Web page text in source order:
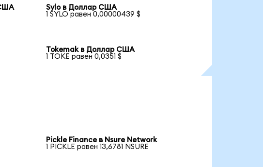
Sylo в Доллар США
1 SYLO равен 0,00000439 $
Tokemak в Доллар США
1 TOKE равен 0,0351 $
Pickle Finance в Nsure Network
1 PICKLE равен 13,6781 NSURE